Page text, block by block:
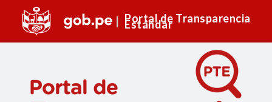
Portal de Transparencia
Estándar